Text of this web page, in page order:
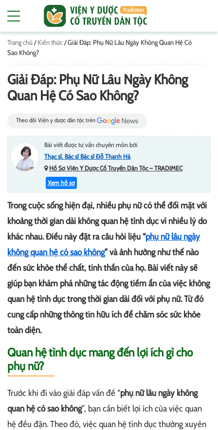
Trang chủ /Kiến thức/Giải Đáp: Phụ Nữ Lâu Ngày Không Quan Hệ Có
Sao Không?
Giải Đáp: Phụ Nữ Lâu Ngày Không
Quan Hệ Có Sao Không?
Theo dõi Viện y dược dân tộc trên
Bài viết được tư vấn chuyên môn bởi
Thạc sĩ. Bác sĩ Bác sĩ Đỗ Thanh Hà
Hồ Sơ Viện Y Dược Cổ Truyền Dân Tộc – TRADIMEC
Xem hồ sơ
Trong cuộc sống hiện đại, nhiều phụ nữ có thể đối mặt với
khoảng thời gian dài không quan hệ tình dục vì nhiều lý do
khác nhau. Điều này đặt ra câu hỏi liệu “phụ nữ lâu ngày
không quan hệ có sao không” và ảnh hưởng như thế nào
đến sức khỏe thể chất, tinh thần của họ. Bài viết này sẽ
giúp bạn khám phá những tác động tiềm ẩn của việc không
quan hệ tình dục trong thời gian dài đối với phụ nữ. Từ đó
cung cấp những thông tin hữu ích để chăm sóc sức khỏe
toàn diện.
Quan hệ tình dục mang đến lợi ích gì cho
phụ nữ?
Trước khi đi vào giải đáp vấn đề “phụ nữ lâu ngày không
quan hệ có sao không”, bạn cần biết lợi ích của việc quan
hệ đều đặn. Theo đó, việc quan hệ tình dục thường xuyên